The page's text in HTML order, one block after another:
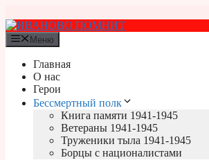
к
содержимому
Меню
Главная
О нас
Герои
Бессмертный полк
Книга памяти 1941-1945
Ветераны 1941-1945
Труженики тыла 1941-1945
Борцы с националистами